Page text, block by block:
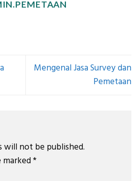
Mengenal Jasa Survey dan
Pemetaan
will not be published.
marked*